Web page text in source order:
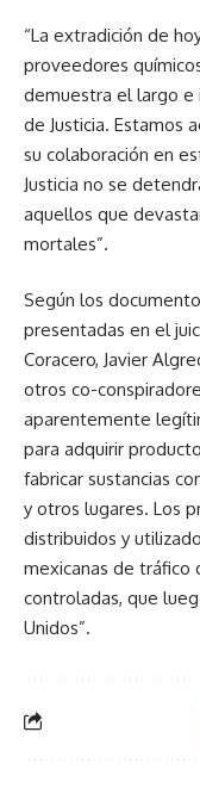
“La extradición de
proveedores
demuestra el largo
de Justicia. Estamos
su colaboración en
Justicia no se
aquellos que
mortales”.
Según los
presentadas en el
Coracero, Javier
otros co-
aparentemente
para adquirir
fabricar sustancias
y otros lugares. Los
distribuidos y
mexicanas de tráfico
controladas, que
Unidos”.